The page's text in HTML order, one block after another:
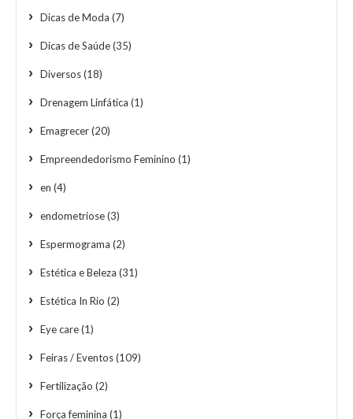
Dicas de Moda (7)
Dicas de Saúde(35)
Diversos(18)
Drenagem Linfática (1)
Emagrecer(20)
Empreendedorismo Feminino (1)
en (4)
endometriose(3)
Espermograma (2)
Estética e Beleza (31)
Estética In Rio (2)
Eye care(1)
Feiras / Eventos(109)
Fertilização (2)
Força feminina (1)